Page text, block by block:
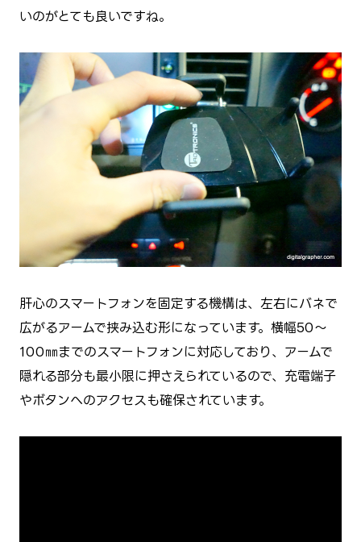
いのがとても良いですね。
肝心のスマートフォンを固定する機構は、左右にバネで
広がるアームで挟み込む形になっています。横幅50～
100㎜までのスマートフォンに対応しており、アームで
隠れる部分も最小限に押さえられているので、充電端子
やボタンへのアクセスも確保されています。